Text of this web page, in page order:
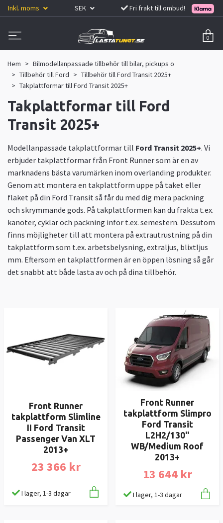
Inkl. moms SEK Fri frakt till ombud!
0
Hem
Bilmodellanpassade tillbehör till bilar, pickups o
Tillbehör till Ford
Tillbehör till Ford Transit 2025+
Takplattformar till Ford Transit 2025+
Takplattformar till Ford
Transit 2025+
Modellanpassade takplattformar till Ford Transit 2025+. Vi
erbjuder takplattformar från Front Runner som är en av
marknadens bästa varumärken inom overlanding produkter.
Genom att montera en takplattform uppe på taket eller
flaket på din Ford Transit så får du med dig mera packning
och skrymmande gods. På takplattformen kan du frakta t.ex.
kanoter, cyklar och packning inför t.ex. semestern. Dessutom
finns möjligheter till att montera på extrautrustning på din
takplattform som t.ex. arbetsbelysning, extraljus, blixtljus
mm. Eftersom en takplattformen är en öppen lösning så går
det snabbt att både lasta av och på dina tillbehör.
Front Runner
takplattform Slimline
II Ford Transit
Passenger Van XLT
2013+
23 366 kr
I lager, 1-3 dagar
Front Runner
takplattform Slimpro
Ford Transit
L2H2/130"
WB/Medium Roof
2013+
13 644 kr
I lager, 1-3 dagar